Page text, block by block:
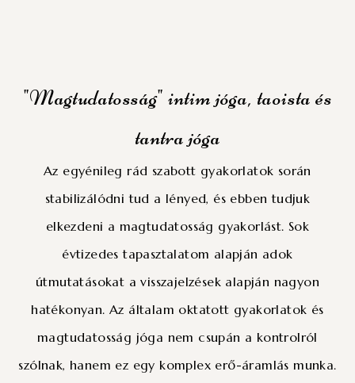
"Magtudatosság" intim jóga, taoista és
tantra jóga
Az egyénileg rád szabott gyakorlatok során
stabilizálódni tud a lényed, és ebben tudjuk
elkezdeni a magtudatosság gyakorlást. Sok
évtizedes tapasztalatom alapján adok
útmutatásokat a visszajelzések alapján nagyon
hatékonyan. Az általam oktatott gyakorlatok és
magtudatosság jóga nem csupán a kontrolról
szólnak, hanem ez egy komplex erő-áramlás munka.